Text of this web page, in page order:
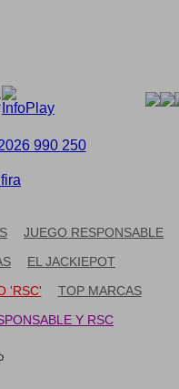
JUEGO RESPONSABLE
EL JACKIEPOT
'RSC'
TOP MARCAS
Y RSC